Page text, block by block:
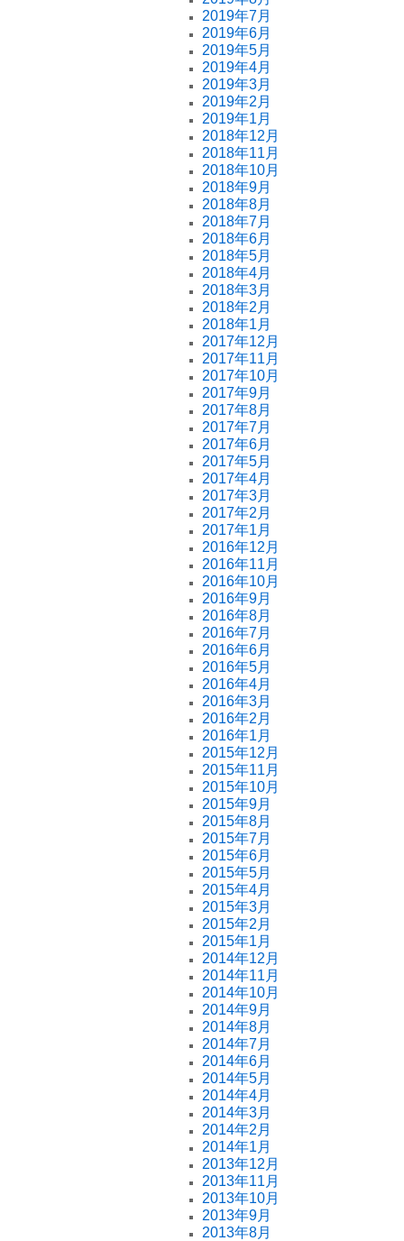
2019年7月
2019年6月
2019年5月
2019年4月
2019年3月
2019年2月
2019年1月
2018年12月
2018年11月
2018年10月
2018年9月
2018年8月
2018年7月
2018年6月
2018年5月
2018年4月
2018年3月
2018年2月
2018年1月
2017年12月
2017年11月
2017年10月
2017年9月
2017年8月
2017年7月
2017年6月
2017年5月
2017年4月
2017年3月
2017年2月
2017年1月
2016年12月
2016年11月
2016年10月
2016年9月
2016年8月
2016年7月
2016年6月
2016年5月
2016年4月
2016年3月
2016年2月
2016年1月
2015年12月
2015年11月
2015年10月
2015年9月
2015年8月
2015年7月
2015年6月
2015年5月
2015年4月
2015年3月
2015年2月
2015年1月
2014年12月
2014年11月
2014年10月
2014年9月
2014年8月
2014年7月
2014年6月
2014年5月
2014年4月
2014年3月
2014年2月
2014年1月
2013年12月
2013年11月
2013年10月
2013年9月
2013年8月